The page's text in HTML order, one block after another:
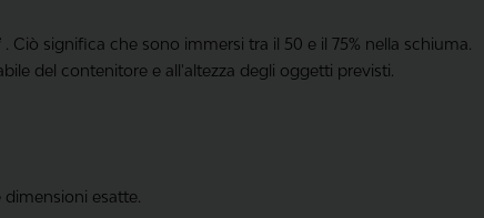
. Ciò significa che sono immersi tra il 50 e il 75% nella schiuma.
del contenitore e all'altezza degli oggetti previsti.
esatte.